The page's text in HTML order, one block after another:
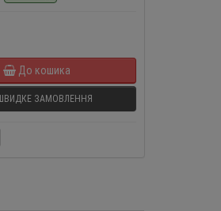
До кошика
ЗАМОВЛЕННЯ